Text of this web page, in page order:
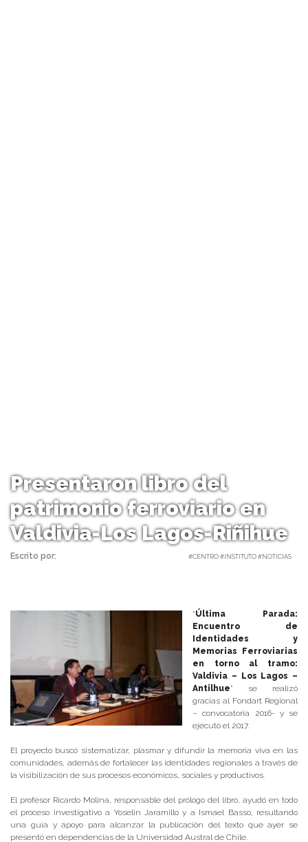
Presentaron libro del
patrimonio ferroviario en
Valdivia-Los Lagos-Riñihue
Escrito por: #CENTRO #INSTITUTO #NOTICIAS
“Última Parada:
Encuentro de
Identidades y
Memorias Ferroviarias
en torno al tramo:
Valdivia – Los Lagos –
Antilhue” se realizó
gracias al Fondart Regional
– convocatoria 2016- y se
ejecutó el 2017.
El proyecto buscó sistematizar, plasmar y difundir la memoria viva en las
comunidades, además de fortalecer las identidades regionales a través de
la visibilización de sus procesos económicos, sociales y productivos.
El profesor Ricardo Molina, responsable del prólogo del libro, ayudó en todo
el proceso investigativo a Yoselin Jaramillo y a Ismael Basso, resultando
una guía y apoyo para alcanzar la publicación del texto que ayer se
presentó en dependencias de la Universidad Austral de Chile.